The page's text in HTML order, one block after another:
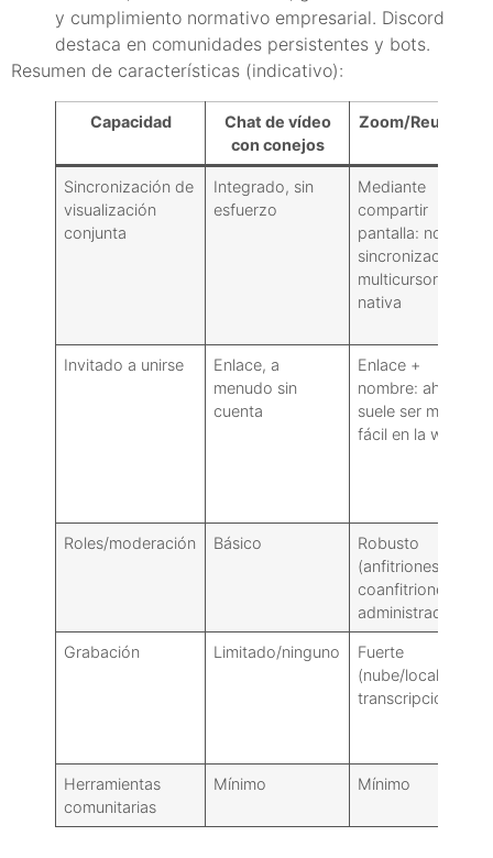
y cumplimiento normativo empresarial. Discord
destaca en comunidades persistentes y bots.
Resumen de características (indicativo):
Capacidad
Chat de vídeo
con conejos
Zoom/Reunirse
Sincronización de
visualización
conjunta
Integrado, sin
esfuerzo
Mediante
compartir
pantalla: no hay
sincronización
multicursor
nativa
Invitado a unirse
Enlace, a
menudo sin
cuenta
Enlace +
nombre: ahora
suele ser más
fácil en la web.
Roles/moderación Básico
Robusto
(anfitriones,
coanfitriones,
administrador)
Grabación Limitado/ninguno
Fuerte
(nube/local,
transcripciones)
Herramientas
comunitarias
Mínimo Mínimo